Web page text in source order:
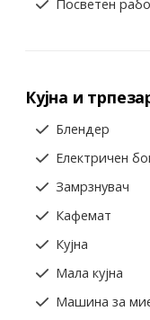
Посветен
Кујна и
Блендер
Електричен
Замрзнувач
Кафемат
Кујна
Мала кујна
Машина за